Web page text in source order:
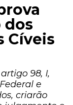
dos
Cíveis
98, I,
e
criarão